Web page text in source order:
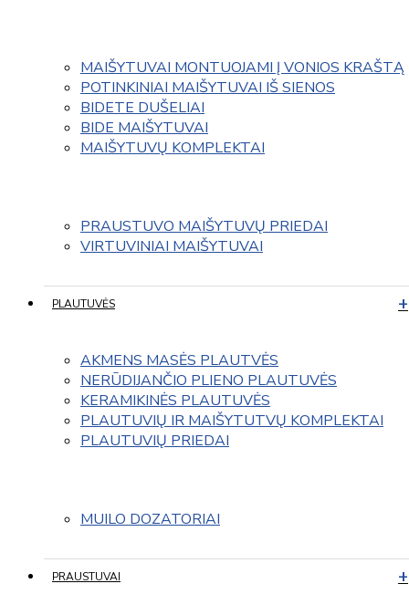
MAIŠYTUVAI MONTUOJAMI Į VONIOS KRAŠTĄ
POTINKINIAI MAIŠYTUVAI IŠ SIENOS
BIDETE DUŠELIAI
BIDE MAIŠYTUVAI
MAIŠYTUVŲ KOMPLEKTAI
PRAUSTUVO MAIŠYTUVŲ PRIEDAI
VIRTUVINIAI MAIŠYTUVAI
PLAUTUVĖS
AKMENS MASĖS PLAUTVĖS
NERŪDIJANČIO PLIENO PLAUTUVĖS
KERAMIKINĖS PLAUTUVĖS
PLAUTUVIŲ IR MAIŠYTUTVŲ KOMPLEKTAI
PLAUTUVIŲ PRIEDAI
MUILO DOZATORIAI
PRAUSTUVAI